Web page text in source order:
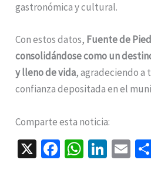
gastronómica y cultural.
Con estos datos, Fuente de
consolidándose como un
y lleno de vida, agradeciendo a
confianza depositada en el
Comparte esta noticia:
X
Fa W Li E